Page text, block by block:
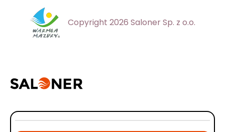
Copyright 2026 Saloner Sp. z o.o.